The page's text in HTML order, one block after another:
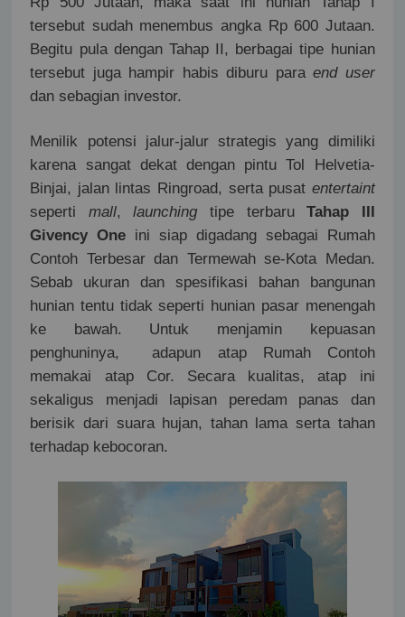
tersebut sudah menembus angka Rp 600 Jutaan.
Begitu pula dengan Tahap II, berbagai tipe hunian
tersebut juga hampir habis diburu paraend user
dan sebagian investor.
Menilik potensi jalur-jalur strategis yang dimiliki
karena sangat dekat dengan pintu Tol Helvetia-
Binjai, jalan lintas Ringroad, serta pusat entertaint
seperti mall,launching tipe terbaruTahap III
Givency One ini siap digadang sebagai Rumah
Contoh Terbesar dan Termewah se-Kota Medan.
Sebab ukuran dan spesifikasi bahan bangunan
hunian tentu tidak seperti hunian pasar menengah
ke bawah. Untuk menjamin kepuasan
penghuninya,
adapun atap Rumah Contoh
memakai atap Cor. Secara kualitas, atap ini
sekaligus menjadi lapisan peredam panas dan
berisik dari suara hujan, tahan lama serta tahan
terhadap kebocoran.